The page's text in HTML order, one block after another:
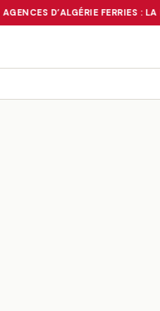
D’ALGÉRIE FERRIES :
LES AGENCES D’ALGÉRIE